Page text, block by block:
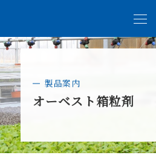
製品案内
オーベスト箱粒剤